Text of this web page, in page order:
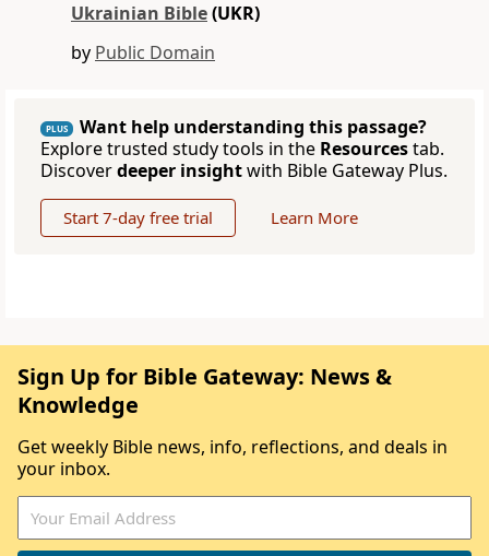
Ukrainian Bible(UKR)
by Public Domain
PLUS
Want help understanding this passage?
Explore trusted study tools in the Resourcestab.
Discoverdeeper insightwith Bible Gateway Plus.
Start 7-day free trial Learn More
Sign Up for Bible Gateway: News &
Knowledge
Get weekly Bible news, info, reflections, and deals in
your inbox.